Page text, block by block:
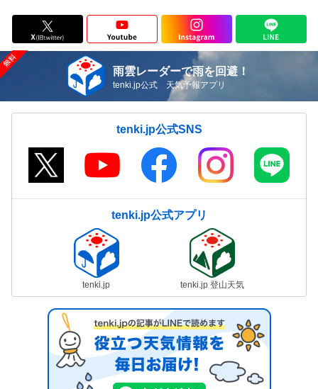
雨雲レーダーで雨を回避！
tenki.jp公式 天気予報アプリ
tenki.jp公式SNS
tenki.jp公式アプリ
tenki.jp tenki.jp 登山天気